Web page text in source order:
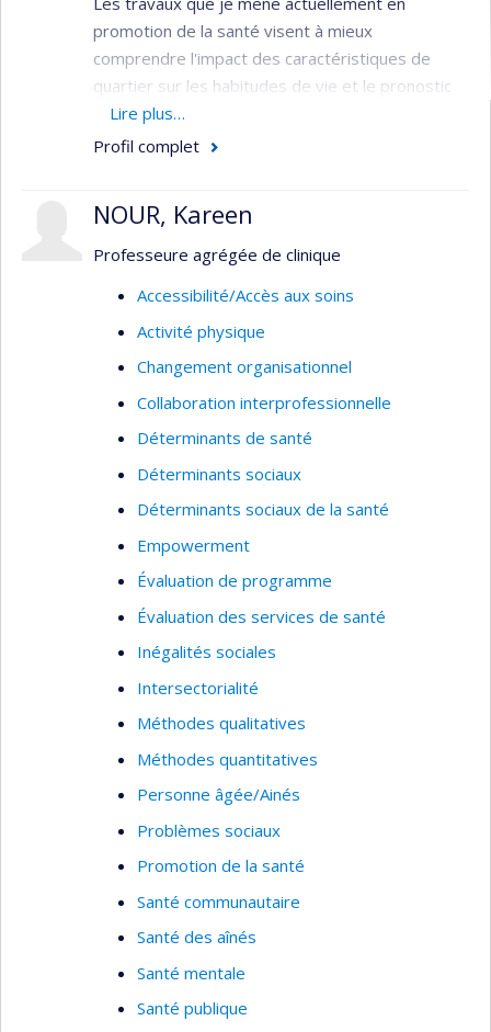
promotion de la santé visent à mieux
comprendre l'impact des caractéristiques de
quartier sur les habitudes de vie et le pronostic
des populations atteintes de maladies
chroniques, en déterminant notamment le rôle
Lire plus…
Profil complet
NOUR, Kareen
Professeure agrégée de clinique
Accessibilité/Accès aux soins
Activité physique
Changement organisationnel
Collaboration interprofessionnelle
Déterminants de santé
Déterminants sociaux
Déterminants sociaux de la santé
Empowerment
Évaluation de programme
Évaluation des services de santé
Inégalités sociales
Intersectorialité
Méthodes qualitatives
Méthodes quantitatives
Personne âgée/Ainés
Problèmes sociaux
Promotion de la santé
Santé communautaire
Santé des aînés
Santé mentale
Santé publique